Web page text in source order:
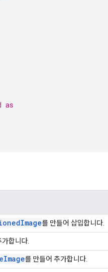
as
Image를 만들어 삽입합니다.
합니다.
Image를 만들어 추가합니다.